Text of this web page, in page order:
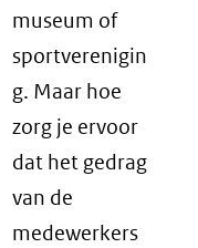
museum of
sportverenigin
g. Maar hoe
zorg je ervoor
dat het gedrag
van de
medewerkers